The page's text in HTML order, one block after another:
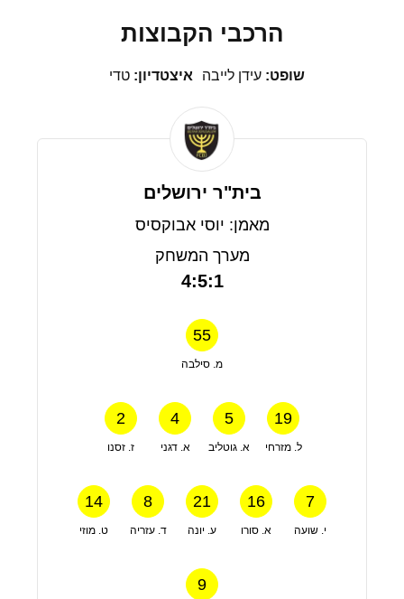
הרכבי הקבוצות
שופט:עידן לייבה איצטדיון:טדי
בית"ר ירושלים
מאמן: יוסי אבוקסיס
מערך המשחק
4:5:1
55
מ. סילבה
2
ז. זסנו
4
א. דגני
5
א. גוטליב
19
ל. מזרחי
14
ט. מוזי
8
ד. עזריה
21
ע. יונה
16
א. סורו
7
י. שועה
9